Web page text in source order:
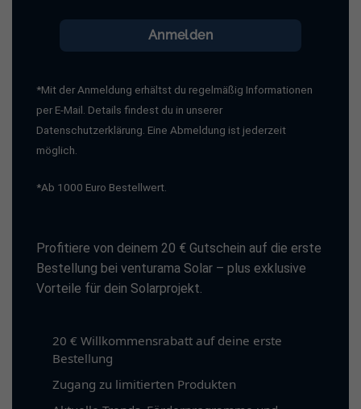
Anmelden
*Mit der Anmeldung erhältst du regelmäßig Informationen
per E-Mail. Details findest du in unserer
Datenschutzerklärung. Eine Abmeldung ist jederzeit
möglich.
*Ab 1000 Euro Bestellwert.
Profitiere von deinem 20 € Gutschein auf die erste
Bestellung bei venturama Solar – plus exklusive
Vorteile für dein Solarprojekt.
20 € Willkommensrabatt auf deine erste
Bestellung
Zugang zu limitierten Produkten